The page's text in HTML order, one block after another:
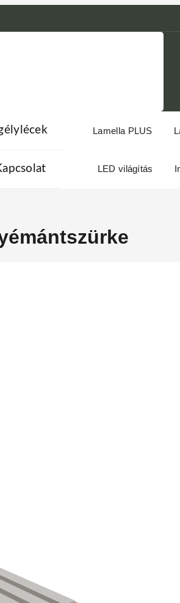
Lamella PLUS
LED világítás